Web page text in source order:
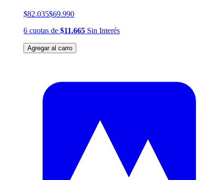
$82.035$69.990
6 cuotas de $11.665 Sin Interés
Agregar al carro